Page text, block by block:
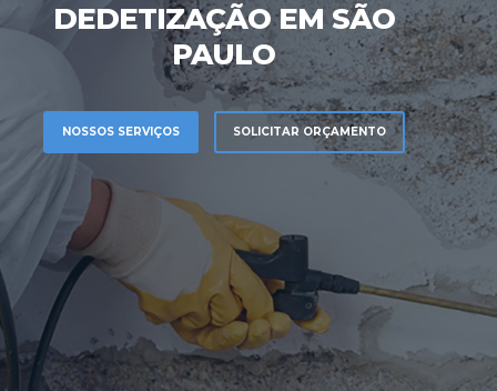
DEDETIZAÇÃO EM SÃO
PAULO
NOSSOS SERVIÇOS SOLICITAR ORÇAMENTO